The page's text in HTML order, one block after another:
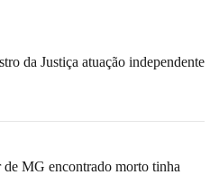
da Justiça atuação independente
MG encontrado morto tinha